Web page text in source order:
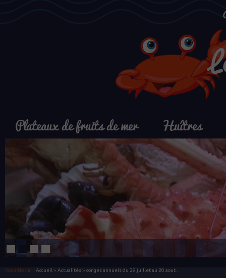
Plateaux de fruits de mer Huîtres
Vous êtes ici :Accueil > Actualités > conges annuels du 29 juillet au 20 aout .